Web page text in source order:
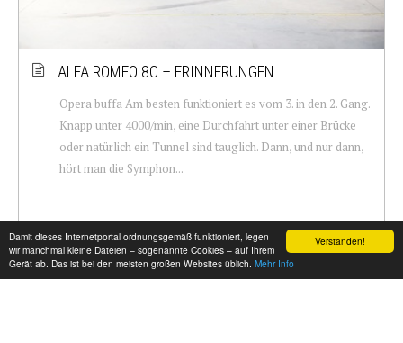
Verstanden!
Damit dieses Internetportal ordnungsgemäß funktioniert, legen
wir manchmal kleine Dateien – sogenannte Cookies – auf Ihrem
Gerät ab. Das ist bei den meisten großen Websites üblich. Mehr Info
ALFA ROMEO 8C – ERINNERUNGEN
Opera buffa Am besten funktioniert es vom 3. in den 2. Gang.
Knapp unter 4000/min, eine Durchfahrt unter einer Brücke
oder natürlich ein Tunnel sind tauglich. Dann, und nur dann,
hört man die Symphon...